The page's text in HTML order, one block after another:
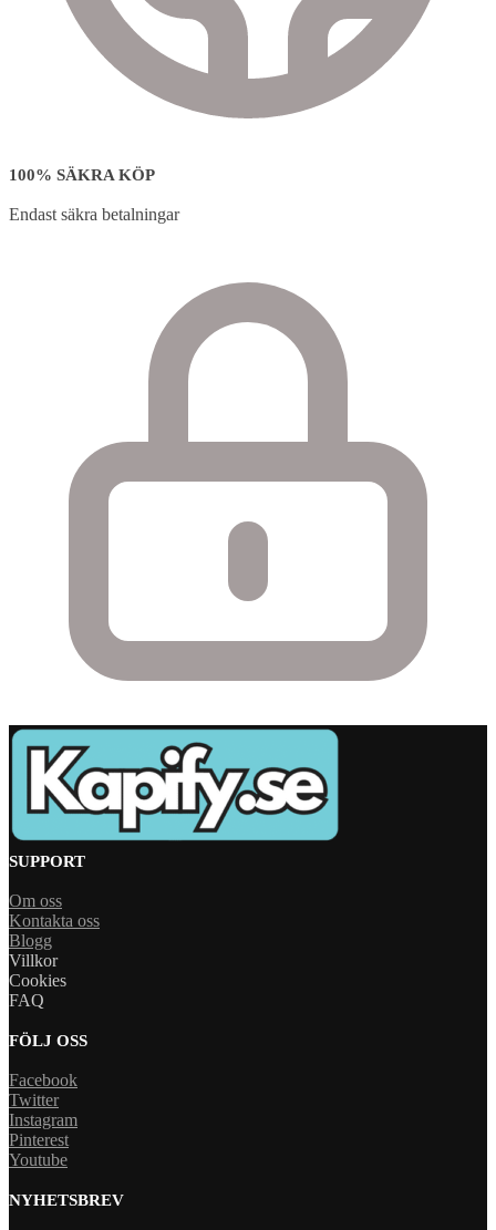
100% SÄKRA KÖP
Endast säkra betalningar
SUPPORT
Om oss
Kontakta oss
Blogg
Villkor
Cookies
FAQ
FÖLJ OSS
Facebook
Twitter
Instagram
Pinterest
Youtube
NYHETSBREV